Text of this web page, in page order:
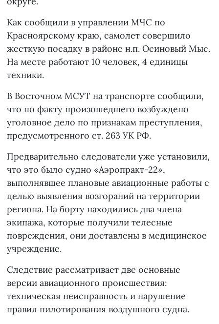
Как сообщили в управлении МЧС по
Красноярскому краю, самолет совершило
жесткую посадку в районе н.п. Осиновый Мыс.
На месте работают 10 человек, 4 единицы
техники.
В Восточном МСУТ на транспорте сообщили,
что по факту произошедшего возбуждено
уголовное дело по признакам преступления,
предусмотренного ст. 263 УК РФ.
Предварительно следователи уже установили,
что это было судно «Аэропракт-22»,
выполнявшее плановые авиационные работы с
целью выявления возгораний на территории
региона. На борту находились два члена
экипажа, которые получили телесные
повреждения, они доставлены в медицинское
учреждение.
Следствие рассматривает две основные
версии авиационного происшествия:
техническая неисправность и нарушение
правил пилотирования воздушного судна.